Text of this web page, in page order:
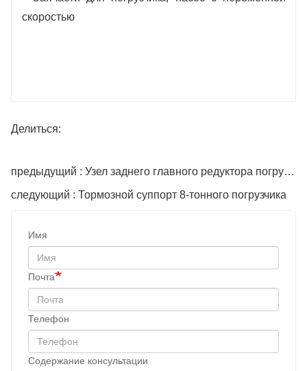
Делиться:
предыдущий : Узел заднего главного редуктора погрузчика
следующий : Тормозной суппорт 8-тонного погрузчика
Имя
Почта
Телефон
Содержание консультации